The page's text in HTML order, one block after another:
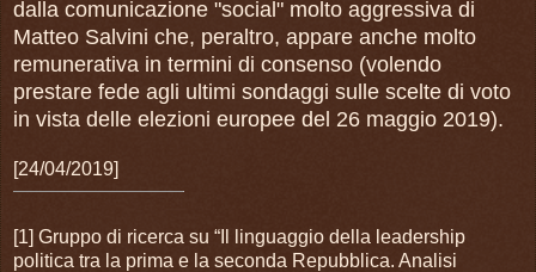
dalla comunicazione "social" molto aggressiva di
Matteo Salvini che, peraltro, appare anche molto
remunerativa in termini di consenso (volendo
prestare fede agli ultimi sondaggi sulle scelte di voto
in vista delle elezioni europee del 26 maggio 2019).
[24/04/2019]
[1] Gruppo di ricerca su “Il linguaggio della leadership
politica tra la prima e la seconda Repubblica. Analisi